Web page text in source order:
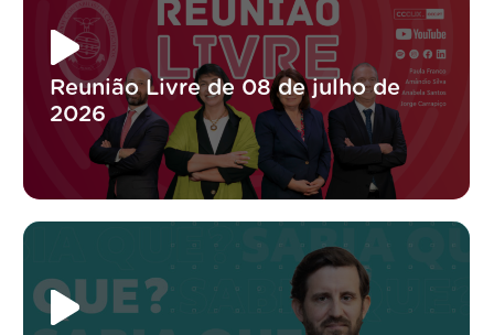
Reunião Livre de 08 de julho de
2026